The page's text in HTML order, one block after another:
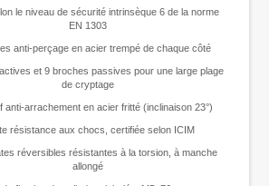
le niveau de sécurité intrinsèque 6 de la norme
EN 1303
anti-perçage en acier trempé de chaque côté
et 9 broches passives pour une large plage
de cryptage
anti-arrachement en acier fritté (inclinaison 23°)
résistance aux chocs, certifiée selon ICIM
réversibles résistantes à la torsion, à manche
allongé